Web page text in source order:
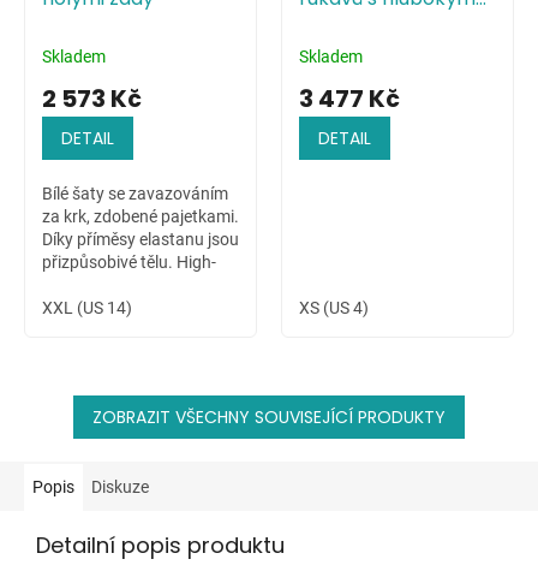
Skladem
2 573 Kč
DETAIL
Bílé šaty se zavazováním
za krk, zdobené pajetkami.
Díky příměsy elastanu jsou
přizpůsobivé tělu. High-
krásné nožky nositelky.
XXL (US 14)
Skladem
3 477 Kč
DETAIL
XS (US 4)
ZOBRAZIT VŠECHNY SOUVISEJÍCÍ PRODUKTY
Popis Diskuze
Detailní popis produktu